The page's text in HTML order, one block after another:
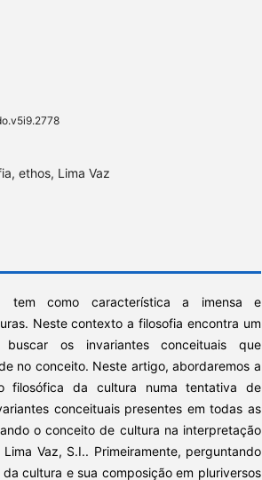
ethos, Lima Vaz
tem como característica a imensa e
Neste contexto a filosofia encontra um
os invariantes conceituais que
no conceito. Neste artigo, abordaremos a
filosófica da cultura numa tentativa de
conceituais presentes em todas as
o conceito de cultura na interpretação
Vaz, S.I.. Primeiramente, perguntando
cultura e sua composição em pluriversos